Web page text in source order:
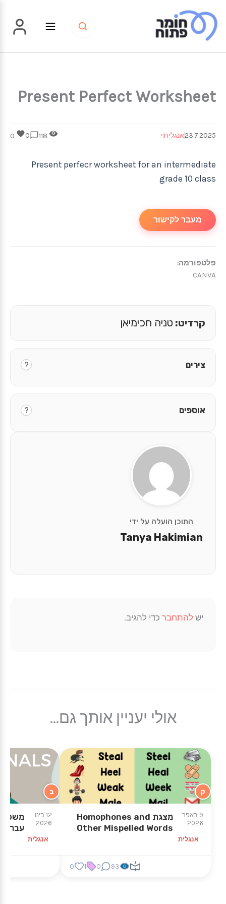
לתוכן
Present Perfect Worksheet
23.7.2025אנגליתי 0
Present perfecr worksheet for an intermediate
grade 10 class
מעבר לקישור
פלטפורמה:
CANVA
התוכן הועלה על ידי
Tanya Hakimian
קרדיט: טניה חכימיאן
צירים ?
אוספים ?
יש להתחבר כדי להגיב.
אולי יעניין אותך גם...
ק
9 באפר
2026
אנגלית
מצגת Homophones and
Other Mispelled Words
93
0
1
0
ב
12 בינו
2026
אנגלית
משפטי
עברית